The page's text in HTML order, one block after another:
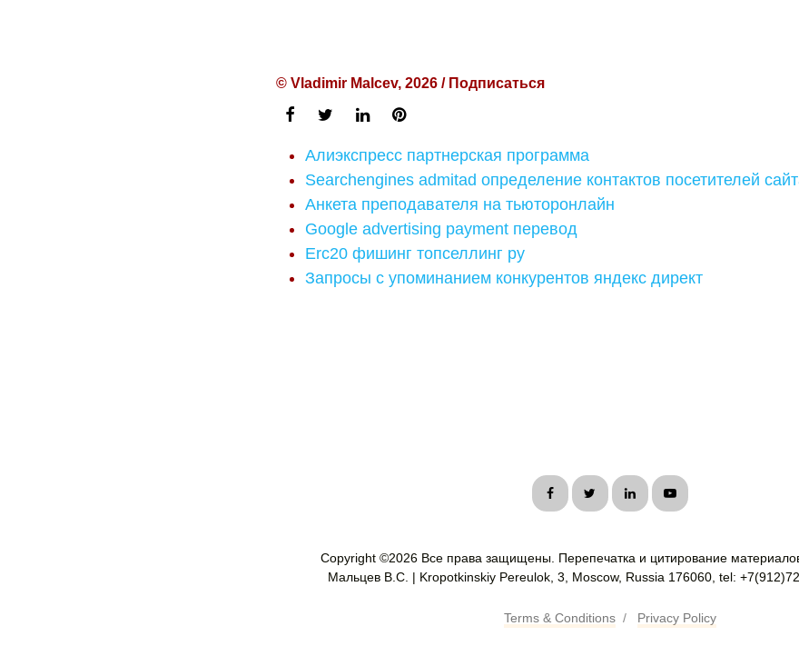
© Vladimir Malcev, 2026 / Подписаться
Алиэкспресс партнерская программа
Searchengines admitad определение контактов посетителей
Анкета преподавателя на тьюторонлайн
Google advertising payment перевод
Erc20 фишинг топселлинг ру
Запросы с упоминанием конкурентов яндекс директ
Copyright ©2026 Все права защищены. Перепечатка и цитирование
Мальцев В.С. | Kropotkinskiy Pereulok, 3, Moscow, Russia 176060, tel:
Terms & Conditions / Privacy Policy